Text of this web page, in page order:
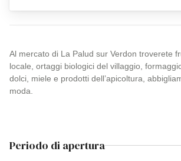
Al mercato di La Palud sur Verdon troverete
locale, ortaggi biologici del villaggio,
dolci, miele e prodotti dell’apicoltura,
moda.
Periodo di apertura